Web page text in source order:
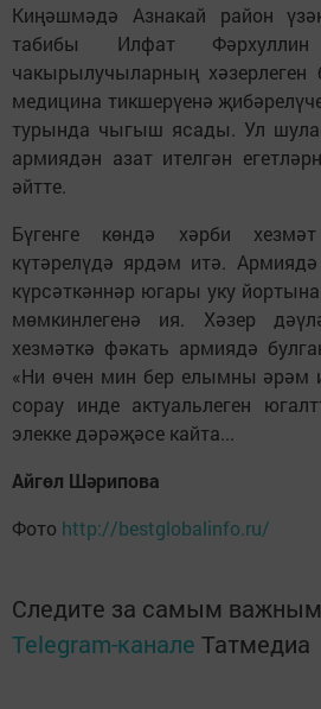
Киңәшмәдә Азнакай район
табибы Илфат
чакырылучыларның хәзерлеген
медицина тикшерүенә
турында чыгыш ясады. Ул
армиядән азат ителгән
әйтте.
Бүгенге көндә хәрби
күтәрелүдә ярдәм итә.
күрсәткәннәр югары уку
мөмкинлегенә ия. Хәзер
хезмәткә фәкать армиядә
«Ни өчен мин бер елымны әрәм
сорау инде актуальлеген
элекке дәрәҗәсе кайта...
Айгөл Шәрипова
Фото http://bestglobalinfo.ru/
Следите за самым
Telegram-канале Татмедиа